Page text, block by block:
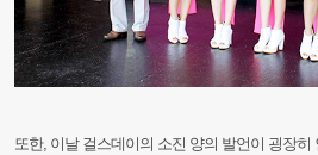
또한, 이날 걸스데이의 소진 양의 발언이 굉장히